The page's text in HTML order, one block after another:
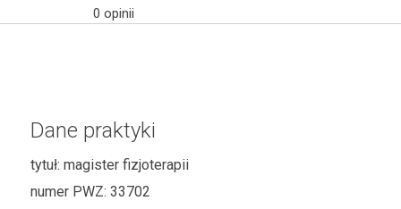
0 opinii
Dane praktyki
tytuł: magister fizjoterapii
numer PWZ: 33702